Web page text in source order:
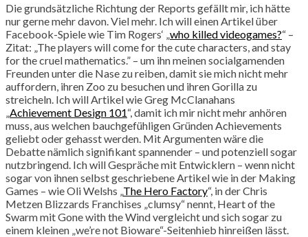
Die grundsätzliche Richtung der Reports gefällt mir, ich hätte
nur gerne mehr davon. Viel mehr. Ich will einen Artikel über
Facebook-Spiele wie Tim Rogers‘ „ who killed videogames?“ –
Zitat: „The players will come for the cute characters, and stay
for the cruel mathematics.” – um ihn meinen socialgamenden
Freunden unter die Nase zu reiben, damit sie mich nicht mehr
auffordern, ihren Zoo zu besuchen und ihren Gorilla zu
streicheln. Ich will Artikel wie Greg McClanahans
Achievement Design 101“, damit ich mir nicht mehr anhören
muss, aus welchen bauchgefühligen Gründen Achievements
geliebt oder gehasst werden. Mit Argumenten wäre die
Debatte nämlich signifikant spannender – und potenziell sogar
nutzbringend. Ich will Gespräche mit Entwicklern – wenn nicht
sogar von ihnen selbst geschriebene Artikel wie in der Making
Games – wie Oli Welshs „ The Hero Factory“, in der Chris
Metzen Blizzards Franchises „clumsy“ nennt, Heart of the
Swarm mit Gone with the Wind vergleicht und sich sogar zu
einem kleinen „we’re not Bioware“-Seitenhieb hinreißen lässt.